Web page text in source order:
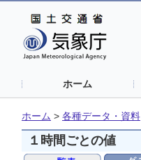
ホーム
ホーム > 各種データ・資料
１時間ごとの値